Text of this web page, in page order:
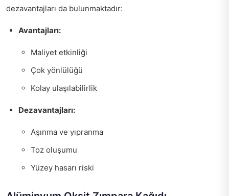
dezavantajları da bulunmaktadır:
Avantajları:
Maliyet etkinliği
Çok yönlülüğü
Kolay ulaşılabilirlik
Dezavantajları:
Aşınma ve yıpranma
Toz oluşumu
Yüzey hasarı riski